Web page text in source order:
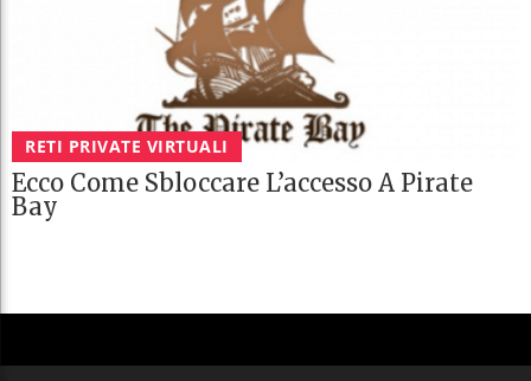
RETI PRIVATE VIRTUALI
Ecco Come Sbloccare L’accesso A Pirate
Bay